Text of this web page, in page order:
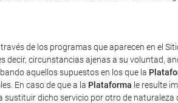
de los programas que aparecen en el
circunstancias ajenas a su voluntad,
aquellos supuestos en los que la
En caso de que a la Plataforma le resulte
sustituir dicho servicio por otro de